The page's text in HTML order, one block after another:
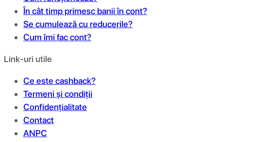
În cât timp primesc banii în cont?
Se cumulează cu reducerile?
Cum îmi fac cont?
Link-uri utile
Ce este cashback?
Termeni și condiții
Confidențialitate
Contact
ANPC